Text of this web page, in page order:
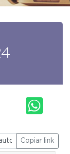
Copiar link